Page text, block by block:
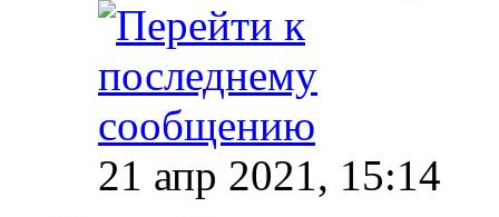
21 апр 2021, 15:14